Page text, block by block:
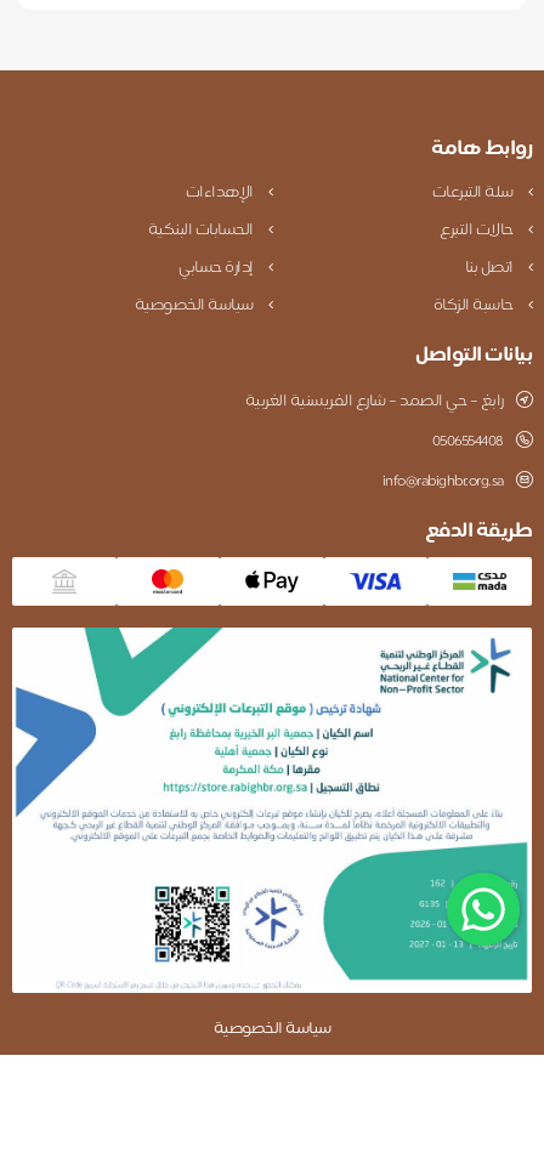
روابط هامة
سلة التبرعات
الإهداءات
حالات التبرع
الحسابات البنكية
اتصل بنا
إدارة حسابي
حاسبة الزكاة
سياسة الخصوصية
بيانات التواصل
رابغ – حي الصمد – شارع الفريسنية الغربية
0506554408
info@rabighbr.org.sa
طريقة الدفع
سياسة الخصوصية